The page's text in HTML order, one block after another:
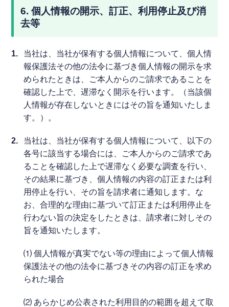
6. 個人情報の開示、訂正、利用停止及び消
去等
1.
当社は、当社が保有する個人情報について、個人情
報保護法その他の法令に基づき個人情報の開示を求
められたときは、ご本人からのご請求であることを
確認した上で、遅滞なく開示を行います。（当該個
人情報が存在しないときにはその旨を通知いたしま
す。）。
2.
当社は、当社が保有する個人情報について、以下の
各号に該当する場合には、ご本人からのご請求であ
ることを確認した上で遅滞なく必要な調査を行い、
その結果に基づき、個人情報の内容の訂正または利
用停止を行い、その旨を請求者に通知します。な
お、合理的な理由に基づいて訂正または利用停止を
行わない旨の決定をしたときは、請求者に対しその
旨を通知いたします。
⑴ 個人情報が真実でない等の理由によって個人情報
保護法その他の法令に基づきその内容の訂正を求め
られた場合
⑵ あらかじめ公表された利用目的の範囲を超えて取